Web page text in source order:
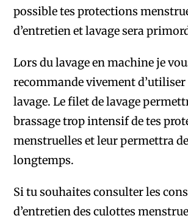
possible tes protections
d’entretien et lavage sera
Lors du lavage en machine je
recommande vivement
lavage. Le filet de lavage
brassage trop intensif de tes
menstruelles et leur permettra
longtemps.
Si tu souhaites consulter les
d’entretien des culottes